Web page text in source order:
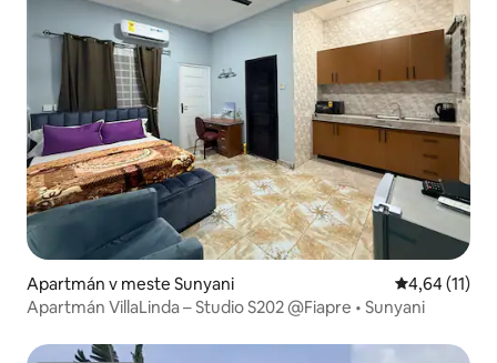
Apartmán v meste Sunyani Priemerné
4,64 (11)
Apartmán VillaLinda – Studio S202 @Fiapre • Sunyani